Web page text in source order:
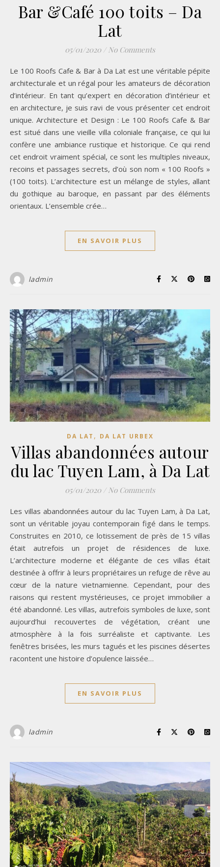
Bar &Café 100 toits – Da
Lat
05/01/2020 / No Comments
Le 100 Roofs Cafe & Bar à Da Lat est une véritable pépite
architecturale et un régal pour les amateurs de décoration
d’intérieur. En tant qu’expert en décoration d’intérieur et
en architecture, je suis ravi de vous présenter cet endroit
unique. Architecture et Design : Le 100 Roofs Cafe & Bar
est situé dans une vieille villa coloniale française, ce qui lui
confère une ambiance rustique et historique. Ce qui rend
cet endroit vraiment spécial, ce sont les multiples niveaux,
recoins et passages secrets, d’où son nom « 100 Roofs »
(100 toits). L’architecture est un mélange de styles, allant
du gothique au baroque, en passant par des éléments
orientaux. L’ensemble crée…
EN SAVOIR PLUS
ladmin
DA LAT , DA LAT URBEX
Villas abandonnées autour
du lac Tuyen Lam, à Da Lat
05/01/2020 / No Comments
Les villas abandonnées autour du lac Tuyen Lam, à Da Lat,
sont un véritable joyau contemporain figé dans le temps.
Construites en 2010, ce lotissement de près de 15 villas
était autrefois un projet de résidences de luxe.
L’architecture moderne et élégante de ces villas était
destinée à offrir à leurs propriétaires un refuge de rêve au
cœur de la nature vietnamienne. Cependant, pour des
raisons qui restent mystérieuses, ce projet immobilier a
été abandonné. Les villas, autrefois symboles de luxe, sont
aujourd’hui recouvertes de végétation, créant une
atmosphère à la fois surréaliste et captivante. Les
fenêtres brisées, les murs tagués et les piscines désertes
racontent une histoire d’opulence laissée…
EN SAVOIR PLUS
ladmin